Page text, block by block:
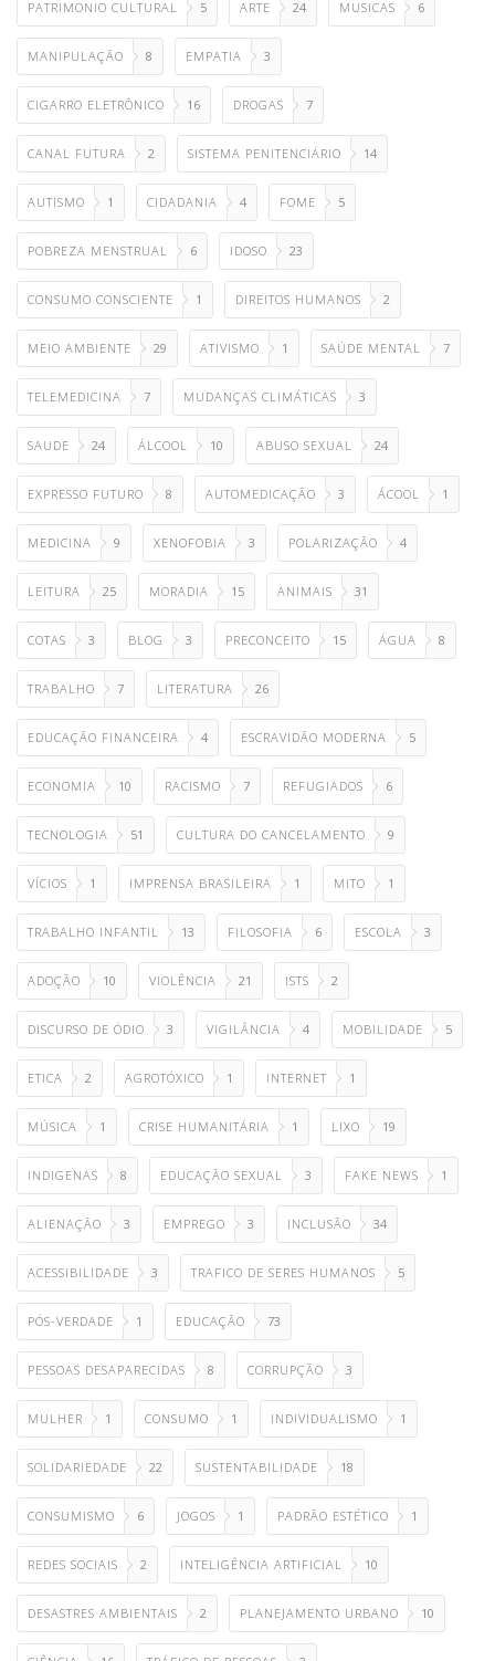
PATRIMONIO CULTURAL 5 ARTE 24 MUSICAS 6
MANIPULAÇÃO 8 EMPATIA 3
CIGARRO ELETRÔNICO 16 DROGAS 7
CANAL FUTURA 2 SISTEMA PENITENCIÁRIO 14
AUTISMO 1 CIDADANIA 4 FOME 5
POBREZA MENSTRUAL 6 IDOSO 23
CONSUMO CONSCIENTE 1 DIREITOS HUMANOS 2
MEIO AMBIENTE 29 ATIVISMO 1 SAÚDE MENTAL 7
TELEMEDICINA 7 MUDANÇAS CLIMÁTICAS 3
SAUDE 24 ÁLCOOL 10 ABUSO SEXUAL 24
EXPRESSO FUTURO 8 AUTOMEDICAÇÃO 3 ÁCOOL 1
MEDICINA 9 XENOFOBIA 3 POLARIZAÇÃO 4
LEITURA 25 MORADIA 15 ANIMAIS 31
COTAS 3 BLOG 3 PRECONCEITO 15 ÁGUA 8
TRABALHO 7 LITERATURA 26
EDUCAÇÃO FINANCEIRA 4 ESCRAVIDÃO MODERNA 5
ECONOMIA 10 RACISMO 7 REFUGIADOS 6
TECNOLOGIA 51 CULTURA DO CANCELAMENTO 9
VÍCIOS 1 IMPRENSA BRASILEIRA 1 MITO 1
TRABALHO INFANTIL 13 FILOSOFIA 6 ESCOLA 3
ADOÇÃO 10 VIOLÊNCIA 21 ISTS 2
DISCURSO DE ÓDIO 3 VIGILÂNCIA 4 MOBILIDADE 5
ETICA 2 AGROTÓXICO 1 INTERNET 1
MÚSICA 1 CRISE HUMANITÁRIA 1 LIXO 19
INDIGENAS 8 EDUCAÇÃO SEXUAL 3 FAKE NEWS 1
ALIENAÇÃO 3 EMPREGO 3 INCLUSÃO 34
ACESSIBILIDADE 3 TRAFICO DE SERES HUMANOS 5
PÓS-VERDADE 1 EDUCAÇÃO 73
PESSOAS DESAPARECIDAS 8 CORRUPÇÃO 3
MULHER 1 CONSUMO 1 INDIVIDUALISMO 1
SOLIDARIEDADE 22 SUSTENTABILIDADE 18
CONSUMISMO 6 JOGOS 1 PADRÃO ESTÉTICO 1
REDES SOCIAIS 2 INTELIGÊNCIA ARTIFICIAL 10
DESASTRES AMBIENTAIS 2 PLANEJAMENTO URBANO 10